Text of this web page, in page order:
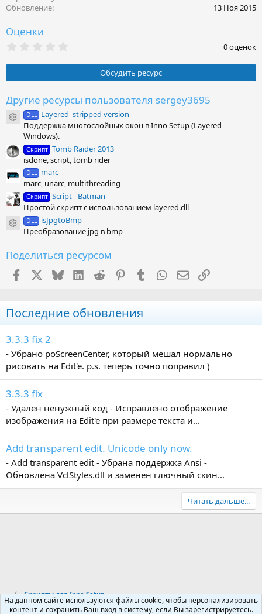
и
:
Обновление
13 Ноя 2015
Оценки
0
з
ё
з
д
0 оценок
Обсудить ресурс
Другие ресурсы пользователя sergey3695
Иконка ресурса
DLL Layered_stripped version
Поддержка многослойных окон в Inno Setup (Layered
Windows).
Скрипт Tomb Raider 2013
isdone, script, tomb rider
DLL marc
marc, unarc, multithreading
Скрипт Script - Batman
Простой скрипт с использованием layered.dll
Иконка ресурса
DLL
isJpgtoBmp
Преобразование jpg в bmp
Поделиться ресурсом
FacebookX (Twitter)
BlueskyLinkedInReddit PinterestTumblr WhatsApp
Электронная
Ссылка
Последние обновления
3.3.3 fix 2
- Убрано poScreenCenter, который мешал нормально
рисовать на Edit'e. p.s. теперь точно поправил )
3.3.3 fix
- Удален ненужный код - Исправлено отображение
изображения на Edit'e при размере текста и...
Add transparent edit. Unicode only now.
- Add transparent edit - Убрана поддержка Ansi -
Обновлена VclStyles.dll и заменен глючный скин...
Читать дальше...
Скрипты для Inno Setup
На данном сайте используются файлы cookie, чтобы персонализировать
контент и сохранить Ваш вход в систему, если Вы зарегистрируетесь.